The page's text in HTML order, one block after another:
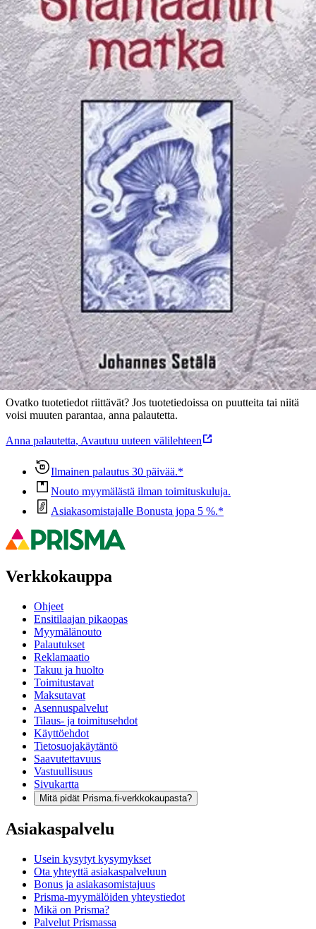
Tuotekuvaus
Shamaanin matka on huikea seikkailu mielen syvyyksiin ja toisiin
ulottuvuuksiin. Shamaani on ollut perinteisesti yhteisönsä parantaja,
tietäjä, näkijä ja taitaja. Lisäksi hän on hoitanut voimien
tasapainotilaa ihmisen ja muun luonnon välillä, sillä luonnon
hyvinvointi on tarkoittanut myös ihmisen hyvinvointia. Kiinnostus
shamanismiin on kasvanut viime vuosina ja ikiaikainen tieto on
jälleen elävää.Tällä vanhalla tiedolla on paljon annettavaa
nykypäivän ihmisille, joiden yhteys luontoon ja sisäisiin
voimavaroihin on katkennut. Johannes Setälä vie lukijan tästä
todellisuudestamme ylisiin ja alisiin. Hän on myös dokumentoinut
kokemansa sadoin piirroksin, joiden väkevä voima välittyy tämänkin
kirjan sivuilta.
Näytä lisää tuotekuvausta
Ominaisuudet
Oletko tyytyväinen tuotetietoihin?
Ovatko tuotetiedot riittävät? Jos tuotetiedoissa on puutteita tai niitä
voisi muuten parantaa, anna palautetta.
Anna palautetta, Avautuu uuteen välilehteen
Ilmainen palautus 30 päivää.*
Nouto myymälästä ilman toimituskuluja.
Asiakasomistajalle Bonusta jopa 5 %.*
Verkkokauppa
Ohjeet
Ensitilaajan pikaopas
Myymälänouto
Palautukset
Reklamaatio
Takuu ja huolto
Toimitustavat
Maksutavat
Asennuspalvelut
Tilaus- ja toimitusehdot
Käyttöehdot
Tietosuojakäytäntö
Saavutettavuus
Vastuullisuus
Sivukartta
Mitä pidät Prisma.fi-verkkokaupasta?
Asiakaspalvelu
Usein kysytyt kysymykset
Ota yhteyttä asiakaspalveluun
Bonus ja asiakasomistajuus
Prisma-myymälöiden yhteystiedot
Mikä on Prisma?
Palvelut Prismassa